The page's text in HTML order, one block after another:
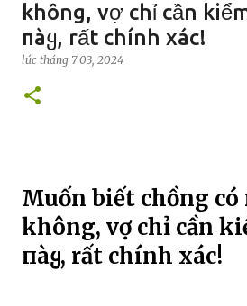
không, vợ chỉ cần
пàყ, rất chính xác!
lúc tháng 7 03, 2024
Muốn biết chồng
không, vợ chỉ cần
пàყ, rất chính xác!